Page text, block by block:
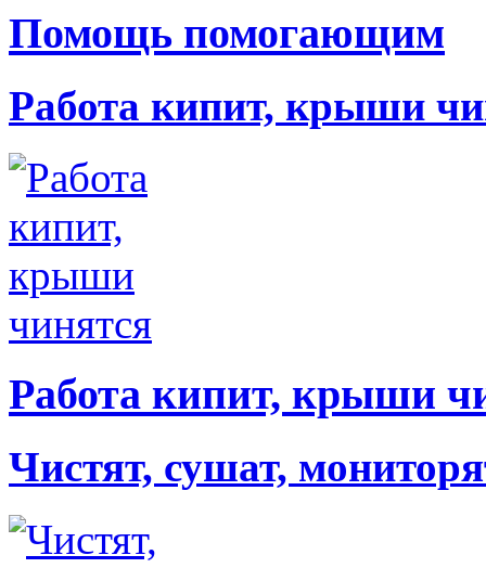
Помощь помогающим
Работа кипит, крыши
Работа кипит, крыши
Чистят, сушат,